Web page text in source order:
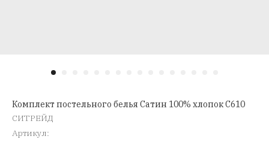
Комплект постельного белья Сатин 100% хлопок C610
СИТРЕЙД
Артикул: